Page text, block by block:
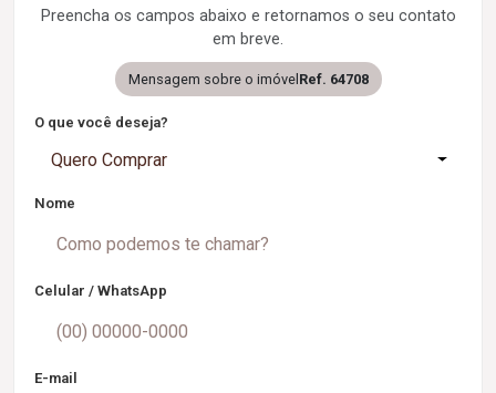
Preencha os campos abaixo e retornamos o seu contato
em breve.
Mensagem sobre o imóvelRef. 64708
O que você deseja?
Quero Comprar
Nome
Celular / WhatsApp
E-mail